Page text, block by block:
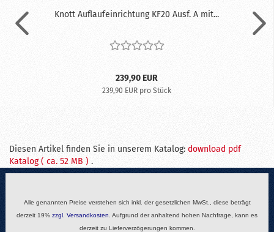
Knott Auflaufeinrichtung KF20 Ausf. A mit...
239,90 EUR
239,90 EUR pro Stück
Diesen Artikel finden Sie in unserem Katalog: download pdf
Katalog ( ca. 52 MB ) .
Alle genannten Preise verstehen sich inkl. der gesetzlichen MwSt., diese beträgt
derzeit 19% zzgl. Versandkosten . Aufgrund der anhaltend hohen Nachfrage, kann es
derzeit zu Lieferverzögerungen kommen.